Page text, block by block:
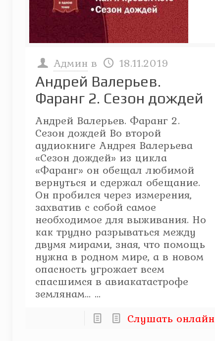
Админ в 18.11.2019
Андрей Валерьев.
Фаранг 2. Сезон дождей
Андрей Валерьев. Фаранг 2.
Сезон дождей Во второй
аудиокниге Андрея Валерьева
«Сезон дождей» из цикла
«Фаранг» он обещал любимой
вернуться и сдержал обещание.
Он пробился через измерения,
захватив с собой самое
необходимое для выживания. Но
как трудно разрываться между
двумя мирами, зная, что помощь
нужна в родном мире, а в новом
опасность угрожает всем
спасшимся в авиакатастрофе
землянам… ...
Слушать онлайн